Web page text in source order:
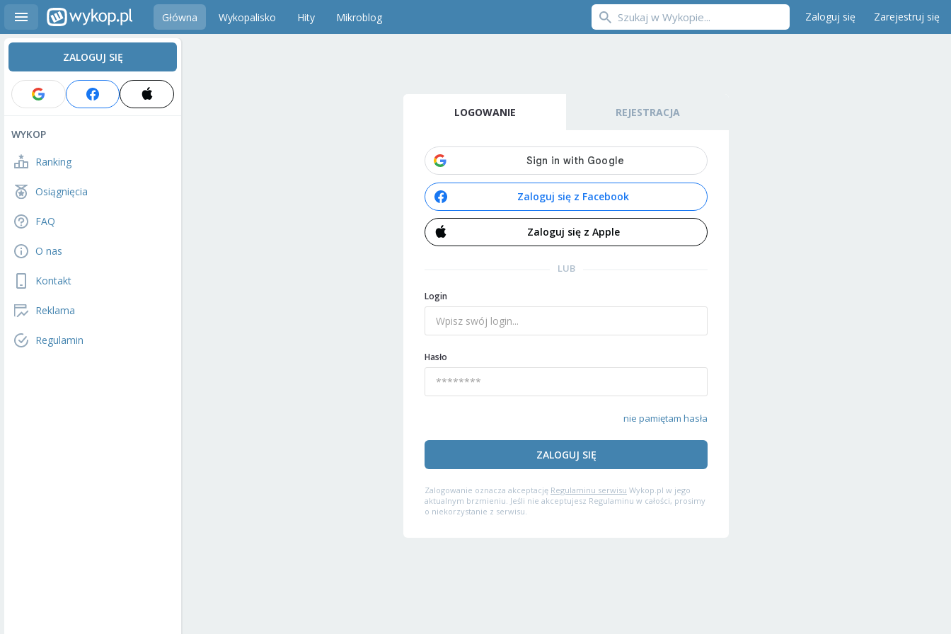
Główna Wykopalisko Hity Mikroblog Zaloguj się Zarejestruj się
ZALOGUJ SIĘ
WYKOP
Ranking
Osiągnięcia
FAQ
O nas
Kontakt
Reklama
Regulamin
LOGOWANIE REJESTRACJA
Zaloguj się z Facebook
Zaloguj się z Apple
LUB
Login
Hasło
nie pamiętam hasła
ZALOGUJ SIĘ
Zalogowanie oznacza akceptację Regulaminu serwisu Wykop.pl w jego
aktualnym brzmieniu. Jeśli nie akceptujesz Regulaminu w całości, prosimy
o niekorzystanie z serwisu.